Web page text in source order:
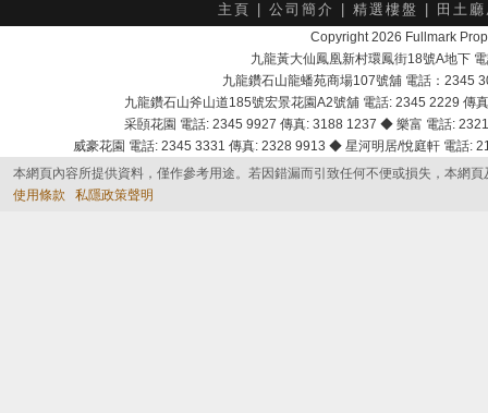
主頁 公司簡介 精選樓盤 田土
Copyright 2026 Fullmark
九龍黃大仙鳳凰新村環鳳街18號A地下
九龍鑽石山龍蟠苑商場107號舖 電話：2345
九龍鑽石山斧山道185號宏景花園A2號舖 電話: 2345 2229
采頣花園 電話: 2345 9927 傳真: 3188 1237 ◆ 樂富 電話:
威豪花園 電話: 2345 3331 傳真: 2328 9913 ◆ 星河明居/悅庭軒 電話
本網頁內容所提供資料，僅作參考用途。若因錯漏而引致任何不便或損失，本網
使用條款
私隱政策聲明